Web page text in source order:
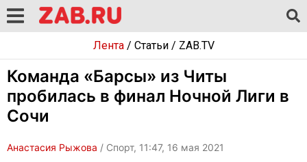
Лента/ Статьи/ ZAB.TV
Команда «Барсы» из Читы
пробилась в финал Ночной Лиги в
Сочи
Анастасия Рыжова / Спорт, 11:47, 16 мая 2021